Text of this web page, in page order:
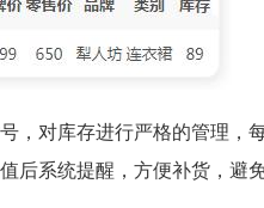
，对库存进行严格的管理，
后系统提醒，方便补货，避